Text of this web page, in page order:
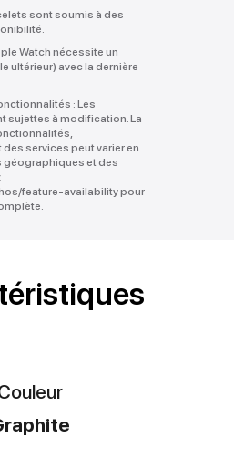
sont soumis à des
Watch nécessite un
ultérieur) avec la dernière
: Les
sujettes à modification. La
services peut varier en
et des
feature-availability pour